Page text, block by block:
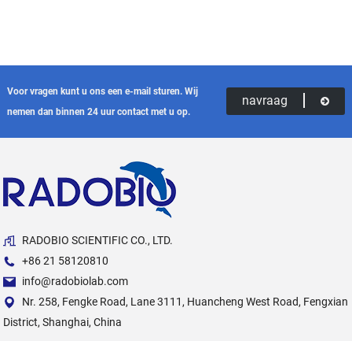
Voor vragen kunt u ons een e-mail sturen. Wij
nemen dan binnen 24 uur contact met u op.
navraag
RADOBIO SCIENTIFIC CO., LTD.
+86 21 58120810
info@radobiolab.com
Nr. 258, Fengke Road, Lane 3111, Huancheng West Road, Fengxian
District, Shanghai, China